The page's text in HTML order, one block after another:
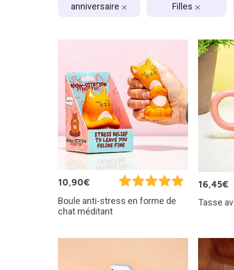
anniversaire Filles
10,90€
Boule anti-stress en forme de
chat méditant
16,45€
Tasse